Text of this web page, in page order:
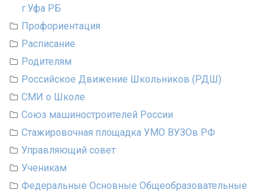
г.Уфа РБ
Профориентация
Расписание
Родителям
Российское Движение Школьников (РДШ)
СМИ о Школе
Союз машиностроителей России
Стажировочная площадка УМО ВУЗОв РФ
Управляющий совет
Ученикам
Федеральные Основные Общеобразовательные